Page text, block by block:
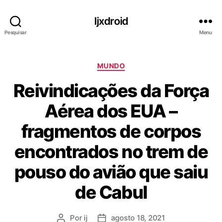
Pesquisar
Ijxdroid
Menu
C
t
e
g
o
r
i
a
s
MUNDO
Reivindicações da Força
Aérea dos EUA –
fragmentos de corpos
encontrados no trem de
pouso do avião que saiu
de Cabul
A Por ij
D agosto 18, 2021